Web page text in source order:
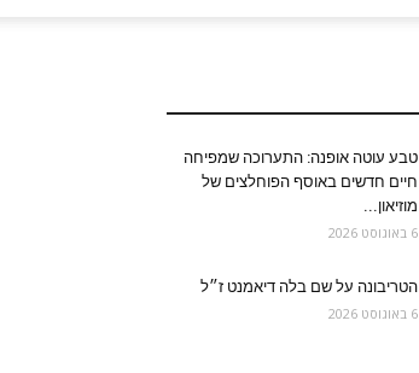
טבע עוטה אופנה: התערוכה שמפיחה
חיים חדשים באוסף הפוחלצים של
מוזיאון...
6 באוגוסט 2026
הטריבונה על שם בלה דיאמנט ז״ל
6 באוגוסט 2026